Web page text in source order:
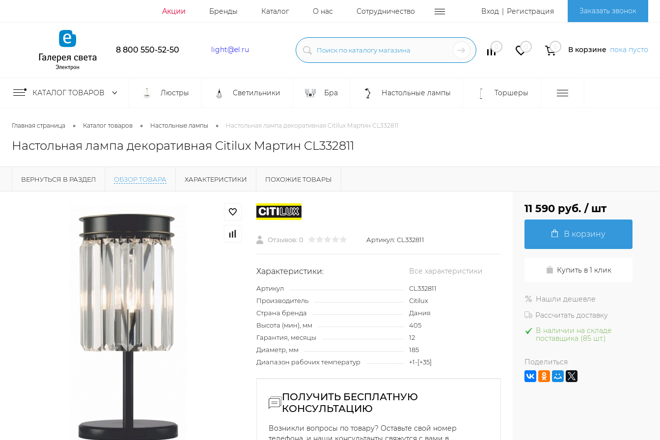
Акции Бренды Каталог О нас Сотрудничество Вход Регистрация Заказать звонок
8 800 550-52-50 light@el.ru 0 0 0 В корзине пока пусто
КАТАЛОГ ТОВАРОВ Люстры Светильники Бра Настольные лампы Торшеры
Главная страница • Каталог товаров • Настольные лампы • Настольная лампа декоративная Citilux Мартин CL332811
Настольная лампа декоративная Citilux Мартин CL332811
ВЕРНУТЬСЯ В РАЗДЕЛ ОБЗОР ТОВАРА ХАРАКТЕРИСТИКИ ПОХОЖИЕ ТОВАРЫ
Отзывов: 0 Артикул: CL332811
Характеристики: Все характеристики
Артикул
CL332811
Производитель
Citilux
Страна бренда
Дания
Высота (мин), мм
405
Гарантия, месяцы
12
Диаметр, мм
185
Диапазон рабочих температур
+1-[+35]
ПОЛУЧИТЬ БЕСПЛАТНУЮ
КОНСУЛЬТАЦИЮ
Возникли вопросы по товару? Оставьте свой номер
11 590 руб. / шт
В корзину
Купить в 1 клик
Нашли дешевле
Рассчитать доставку
В наличии на складе
поставщика (85 шт.)
Поделиться